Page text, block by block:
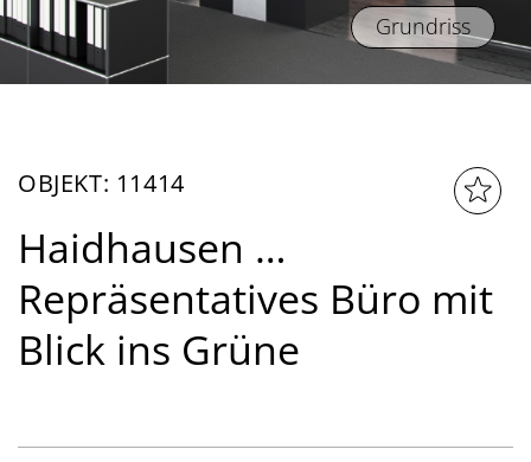
Grundriss
OBJEKT: 11414
Haidhausen …
Repräsentatives Büro mit
Blick ins Grüne